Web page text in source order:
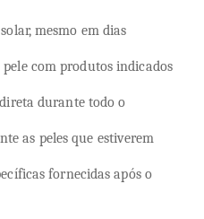
mesmo em dias
com produtos indicados
durante todo o
as peles que estiverem
fornecidas após o